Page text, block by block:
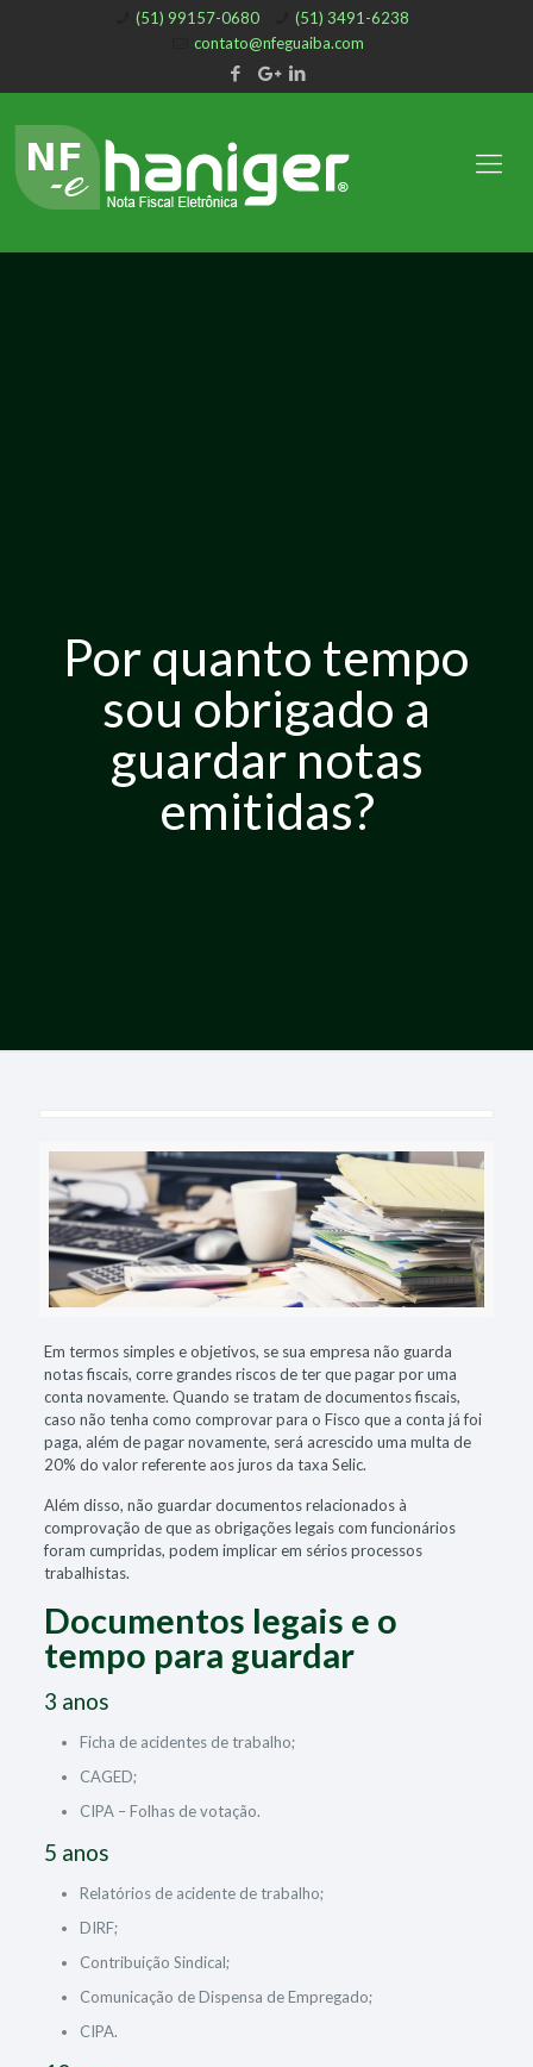
(51) 99157-0680
(51) 3491-6238
contato@nfeguaiba.com
Por quanto tempo
sou obrigado a
guardar notas
emitidas?
Em termos simples e objetivos, se sua empresa não guarda
notas fiscais, corre grandes riscos de ter que pagar por uma
conta novamente. Quando se tratam de documentos fiscais,
caso não tenha como comprovar para o Fisco que a conta já foi
paga, além de pagar novamente, será acrescido uma multa de
20% do valor referente aos juros da taxa Selic.
Além disso, não guardar documentos relacionados à
comprovação de que as obrigações legais com funcionários
foram cumpridas, podem implicar em sérios processos
trabalhistas.
Documentos legais e o
tempo para guardar
3 anos
Ficha de acidentes de trabalho;
CAGED;
CIPA – Folhas de votação.
5 anos
Relatórios de acidente de trabalho;
DIRF;
Contribuição Sindical;
Comunicação de Dispensa de Empregado;
CIPA.